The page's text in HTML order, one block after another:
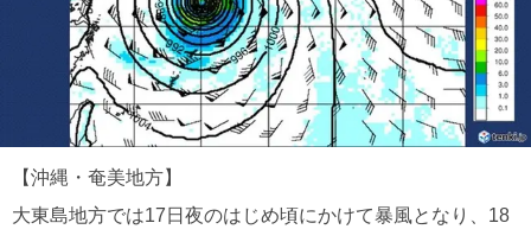
【沖縄・奄美地方】
大東島地方では17日夜のはじめ頃にかけて暴風となり、18